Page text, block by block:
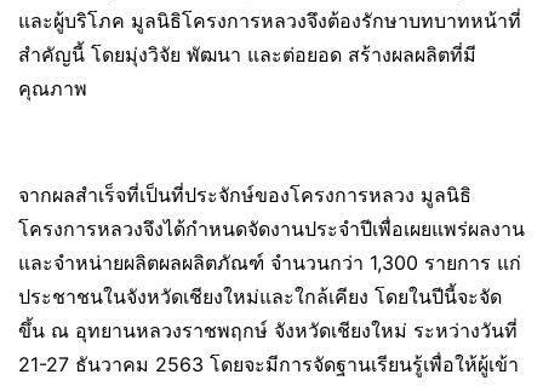
และผู้บริโภค มูลนิธิโครงการหลวงจึงต้องรักษาบทบาทหน้าที่
สำคัญนี้ โดยมุ่งวิจัย พัฒนา และต่อยอด สร้างผลผลิตที่มี
คุณภาพ
จากผลสำเร็จที่เป็นที่ประจักษ์ของโครงการหลวง มูลนิธิ
โครงการหลวงจึงได้กำหนดจัดงานประจำปีเพื่อเผยแพร่ผลงาน
และจำหน่ายผลิตผลผลิตภัณฑ์ จำนวนกว่า 1,300 รายการ แก่
ประชาชนในจังหวัดเชียงใหม่และใกล้เคียง โดยในปีนี้จะจัด
ขึ้น ณ อุทยานหลวงราชพฤกษ์ จังหวัดเชียงใหม่ ระหว่างวันที่
21-27 ธันวาคม 2563 โดยจะมีการจัดฐานเรียนรู้เพื่อให้ผู้เข้า